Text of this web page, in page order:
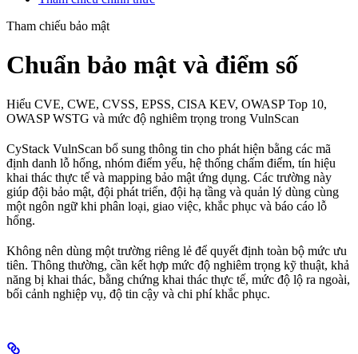
Tham chiếu bảo mật
Chuẩn bảo mật và điểm số
Hiểu CVE, CWE, CVSS, EPSS, CISA KEV, OWASP Top 10,
OWASP WSTG và mức độ nghiêm trọng trong VulnScan
CyStack VulnScan bổ sung thông tin cho phát hiện bằng các mã
định danh lỗ hổng, nhóm điểm yếu, hệ thống chấm điểm, tín hiệu
khai thác thực tế và mapping bảo mật ứng dụng. Các trường này
giúp đội bảo mật, đội phát triển, đội hạ tầng và quản lý dùng cùng
một ngôn ngữ khi phân loại, giao việc, khắc phục và báo cáo lỗ
hổng.
Không nên dùng một trường riêng lẻ để quyết định toàn bộ mức ưu
tiên. Thông thường, cần kết hợp mức độ nghiêm trọng kỹ thuật, khả
năng bị khai thác, bằng chứng khai thác thực tế, mức độ lộ ra ngoài,
bối cảnh nghiệp vụ, độ tin cậy và chi phí khắc phục.